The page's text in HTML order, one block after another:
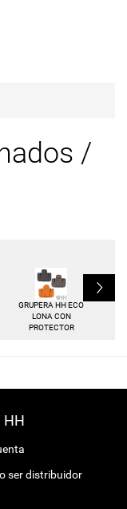
/
GRUPERA HH ECO
LONA CON
PROTECTOR
L
HH
ser distribuidor